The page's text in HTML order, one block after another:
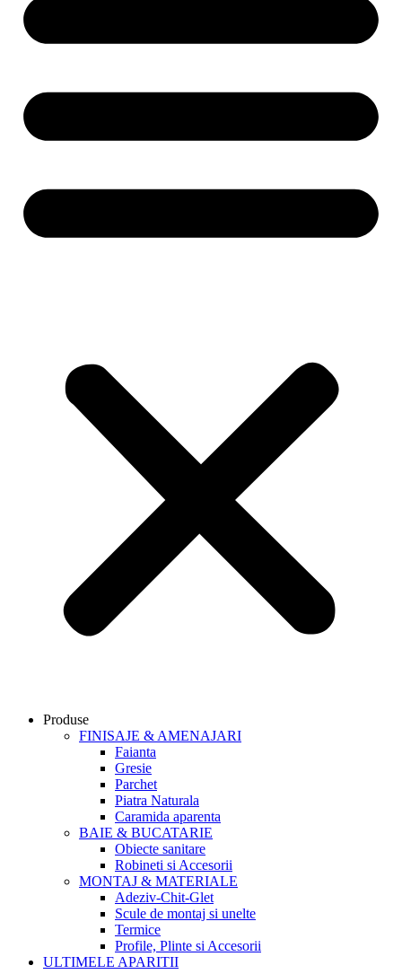
Produse
FINISAJE & AMENAJARI
Faianta
Gresie
Parchet
Piatra Naturala
Caramida aparenta
BAIE & BUCATARIE
Obiecte sanitare
Robineti si Accesorii
MONTAJ & MATERIALE
Adeziv-Chit-Glet
Scule de montaj si unelte
Termice
Profile, Plinte si Accesorii
ULTIMELE APARITII